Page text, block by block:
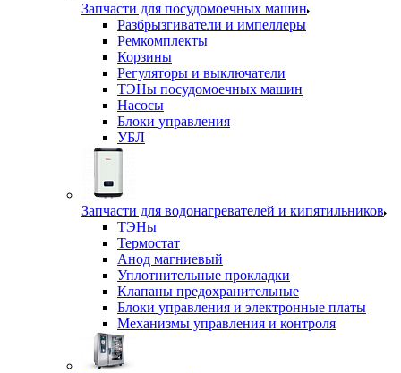
Запчасти для посудомоечных машин
Разбрызгиватели и импеллеры
Ремкомплекты
Корзины
Регуляторы и выключатели
ТЭНы посудомоечных машин
Насосы
Блоки управления
УБЛ
Запчасти для водонагревателей и кипятильников
ТЭНы
Термостат
Анод магниевый
Уплотнительные прокладки
Клапаны предохранительные
Блоки управления и электронные платы
Механизмы управления и контроля